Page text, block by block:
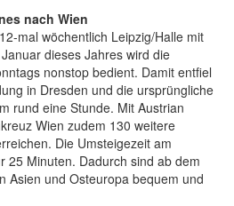
nach Wien
mal wöchentlich Leipzig/Halle mit
dieses Jahres wird die
nonstop bedient. Damit entfiel
in Dresden und die ursprüngliche
rund eine Stunde. Mit Austrian
Wien zudem 130 weitere
Die Umsteigezeit am
25 Minuten. Dadurch sind ab dem
Asien und Osteuropa bequem und